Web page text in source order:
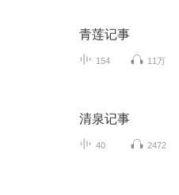
青莲记事
154 11万
清泉记事
40 2472